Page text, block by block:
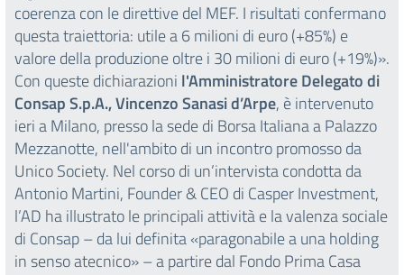
coerenza con le direttive del MEF. I risultati confermano
questa traiettoria: utile a 6 milioni di euro (+85%) e
valore della produzione oltre i 30 milioni di euro (+19%)».
Con queste dichiarazioni l'Amministratore Delegato di
Consap S.p.A., Vincenzo Sanasi d’Arpe, è intervenuto
ieri a Milano, presso la sede di Borsa Italiana a Palazzo
Mezzanotte, nell'ambito di un incontro promosso da
Unico Society. Nel corso di un’intervista condotta da
Antonio Martini, Founder & CEO di Casper Investment,
l’AD ha illustrato le principali attività e la valenza sociale
di Consap – da lui definita «paragonabile a una holding
in senso atecnico» – a partire dal Fondo Prima Casa